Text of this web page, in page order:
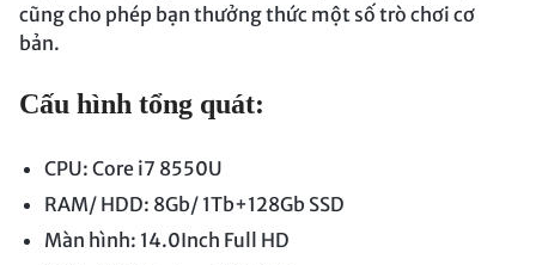
cũng cho phép bạn thưởng thức một số trò chơi cơ
bản.
Cấu hình tổng quát:
CPU: Core i7 8550U
RAM/ HDD: 8Gb/ 1Tb+128Gb SSD
Màn hình: 14.0Inch Full HD